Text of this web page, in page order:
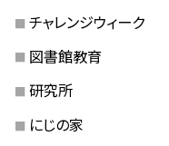
チャレンジウィーク
図書館教育
研究所
にじの家